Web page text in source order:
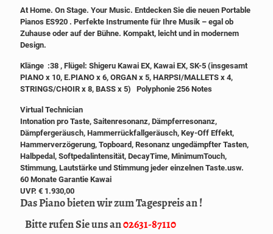
At Home. On Stage. Your Music. Entdecken Sie die neuen Portable
Pianos ES920 . Perfekte Instrumente für Ihre Musik – egal ob
Zuhause oder auf der Bühne. Kompakt, leicht und in modernem
Design.
Klänge :38 , Flügel: Shigeru Kawai EX, Kawai EX, SK-5 (insgesamt
PIANO x 10, E.PIANO x 6, ORGAN x 5, HARPSI/MALLETS x 4,
STRINGS/CHOIR x 8, BASS x 5) Polyphonie 256 Notes
Virtual Technician
Intonation pro Taste, Saitenresonanz, Dämpferresonanz,
Dämpfergeräusch, Hammerrückfallgeräusch, Key-Off Effekt,
Hammerverzögerung, Topboard, Resonanz ungedämpfter Tasten,
Halbpedal, Softpedalintensität, DecayTime, MinimumTouch,
Stimmung, Lautstärke und Stimmung jeder einzelnen Taste.usw.
60 Monate Garantie Kawai
UVP. € 1.930,00
Das Piano bieten wir zum Tagespreis an !
Bitte rufen Sie uns an02631-87110